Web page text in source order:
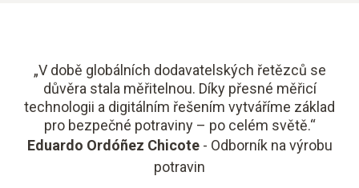
„V době globálních dodavatelských řetězců se
důvěra stala měřitelnou. Díky přesné měřicí
technologii a digitálním řešením vytváříme základ
pro bezpečné potraviny – po celém světě.“
Eduardo Ordóñez Chicote - Odborník na výrobu
potravin